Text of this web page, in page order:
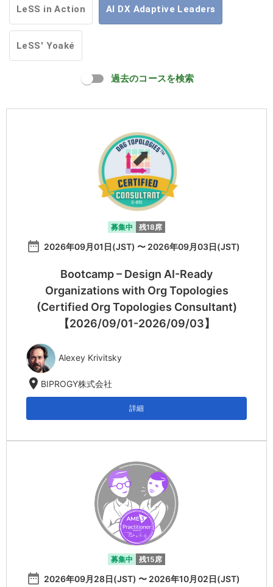
LeSS in Action AI DX Adaptive Leaders
LeSS' Yoaké
過去のコースを検索
募集中 残18席
date_range 2026年09月01日(JST) 〜 2026年09月03日(JST)
Bootcamp – Design AI-Ready
Organizations with Org Topologies
(Certified Org Topologies Consultant)
【2026/09/01-2026/09/03】
Alexey Krivitsky
location_on BIPROGY株式会社
詳細
募集中 残15席
date_range 2026年09月28日(JST) 〜 2026年10月02日(JST)